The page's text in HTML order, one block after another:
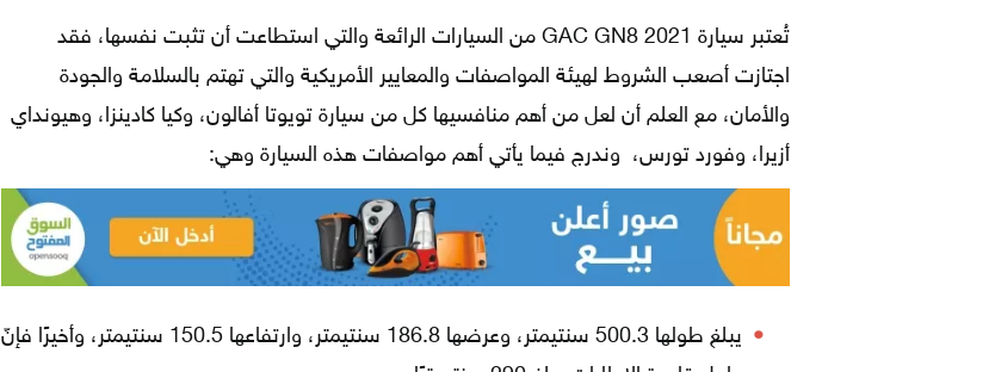
تُعتبر سيارة GAC GN8 2021 من السيارات الرائعة والتي استطاعت أن تثبت نفسها، فقد
اجتازت أصعب الشروط لهيئة المواصفات والمعايير الأمريكية والتي تهتم بالسلامة والجودة
والأمان، مع العلم أن لعل من أهم منافسيها كل من سيارة تويوتا أفالون، وكيا كادينزا، وهيونداي
أزيرا، وفورد تورس، وندرج فيما يأتي أهم مواصفات هذه السيارة وهي:
يبلغ طولها 500.3 سنتيمتر، وعرضها 186.8 سنتيمتر، وارتفاعها 150.5 سنتيمتر، وأخيرًا فإنّ